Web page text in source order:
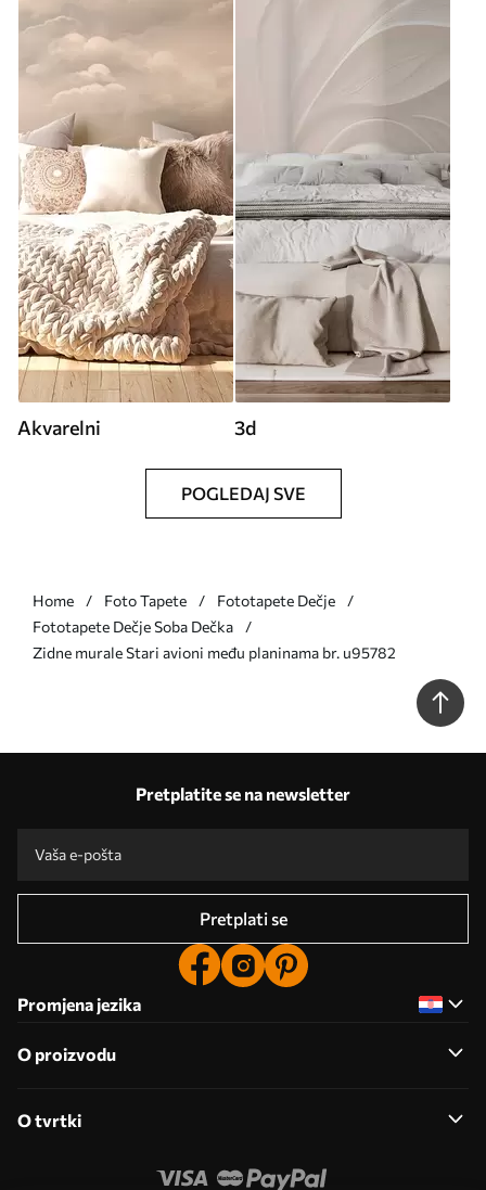
Akvarelni 3d
POGLEDAJ SVE
Home Foto Tapete
Fototapete Dečje
Fototapete Dečje Soba Dečka
Zidne murale Stari avioni među planinama br. u95782
Pretplatite se na newsletter
Pretplati se
Promjena jezika
O proizvodu
O tvrtki